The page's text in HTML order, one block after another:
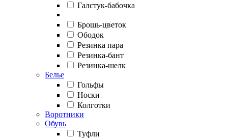
Галстук-бабочка
Брошь-цветок
Ободок
Резинка пара
Резинка-бант
Резинка-шелк
Белье
Гольфы
Носки
Колготки
Воротники
Обувь
Туфли